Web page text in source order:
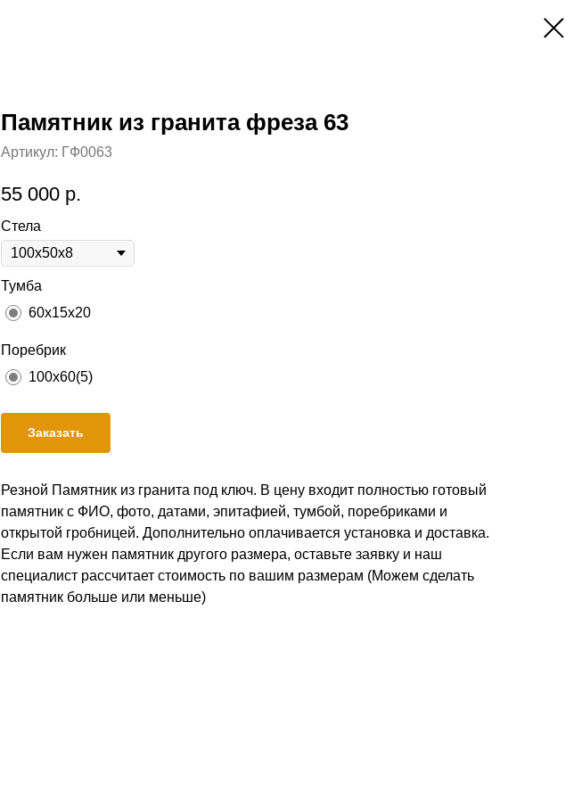
Памятник из гранита фреза 63
Артикул: ГФ0063
55 000 р.
Стела
Тумба
60х15х20
Поребрик
100х60(5)
Заказать
Резной Памятник из гранита под ключ. В цену входит полностью готовый
памятник с ФИО, фото, датами, эпитафией, тумбой, поребриками и
открытой гробницей. Дополнительно оплачивается установка и доставка.
Если вам нужен памятник другого размера, оставьте заявку и наш
специалист рассчитает стоимость по вашим размерам (Можем сделать
памятник больше или меньше)